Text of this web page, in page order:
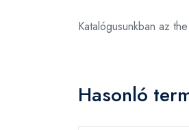
Katalógusunkban az
Hasonló